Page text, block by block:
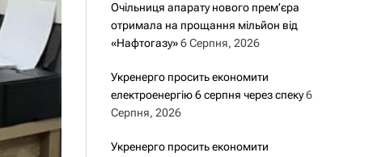
Очільниця апарату нового прем’єра
отримала на прощання мільйон від
«Нафтогазу» 6 Серпня, 2026
Укренерго просить економити
електроенергію 6 серпня через спеку 6
Серпня, 2026
Укренерго просить економити